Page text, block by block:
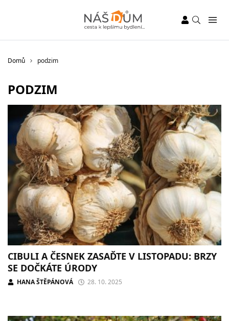
Domů podzim
PODZIM
CIBULI A ČESNEK ZASAĎTE V LISTOPADU: BRZY
SE DOČKÁTE ÚRODY
HANA ŠTĚPÁNOVÁ 28. 10. 2025